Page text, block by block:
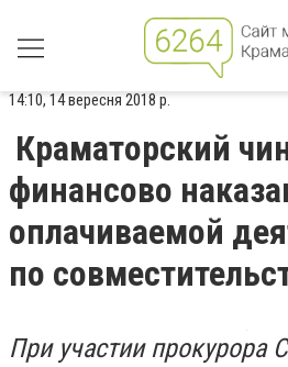
14:10, 14 вересня 2018 р.
Краматорский
финансово
оплачиваемой
по
При участии прокурора